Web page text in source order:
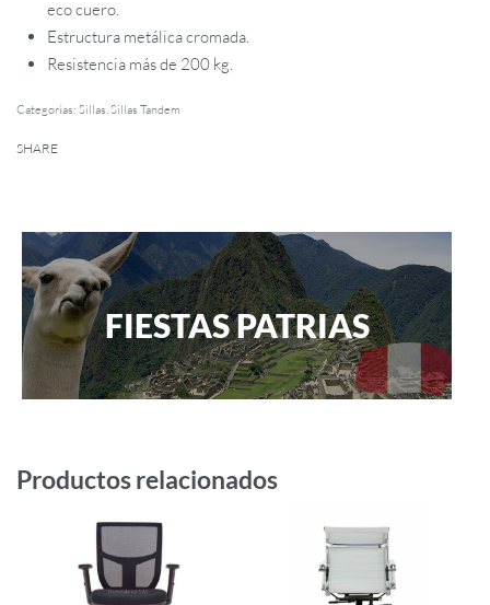
eco cuero.
Estructura metálica cromada.
Resistencia más de 200 kg.
Categorías: Sillas,Sillas Tandem
SHARE
FIESTAS PATRIAS
Productos relacionados